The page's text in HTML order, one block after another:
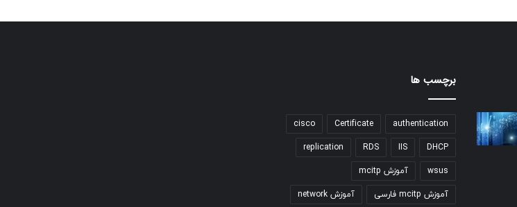
برچسب ها
authentication
Certificate
cisco
DHCP
IIS
RDS
replication
wsus آموزش mcitp
آموزش mcitp فارسی آموزش network